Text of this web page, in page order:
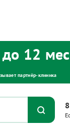
до 12
партнёр‑клиника